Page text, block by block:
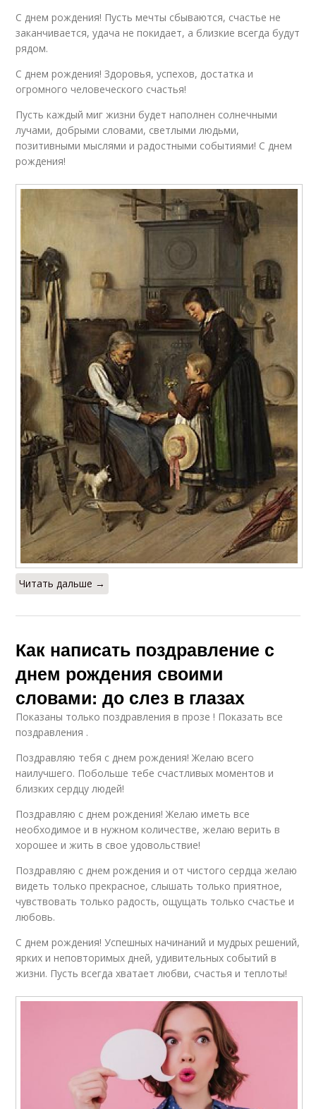
С днем рождения! Пусть мечты сбываются, счастье не
заканчивается, удача не покидает, а близкие всегда будут
рядом.
С днем рождения! Здоровья, успехов, достатка и
огромного человеческого счастья!
Пусть каждый миг жизни будет наполнен солнечными
лучами, добрыми словами, светлыми людьми,
позитивными мыслями и радостными событиями! С днем
рождения!
Читать дальше →
Как написать поздравление с
днем рождения своими
словами: до слез в глазах
Показаны только поздравления в прозе ! Показать все
поздравления .
Поздравляю тебя с днем рождения! Желаю всего
наилучшего. Побольше тебе счастливых моментов и
близких сердцу людей!
Поздравляю с днем рождения! Желаю иметь все
необходимое и в нужном количестве, желаю верить в
хорошее и жить в свое удовольствие!
Поздравляю с днем рождения и от чистого сердца желаю
видеть только прекрасное, слышать только приятное,
чувствовать только радость, ощущать только счастье и
любовь.
С днем рождения! Успешных начинаний и мудрых решений,
ярких и неповторимых дней, удивительных событий в
жизни. Пусть всегда хватает любви, счастья и теплоты!